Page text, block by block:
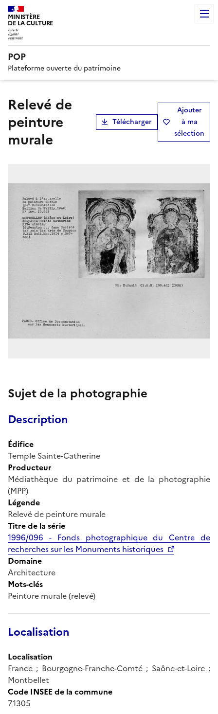
MINISTÈRE
DE LA CULTURE
POP
Plateforme ouverte du patrimoine
Relevé de
peinture
murale
Télécharger
Ajouter
à ma
sélection
Sujet de la photographie
Description
Édifice
Temple Sainte-Catherine
Producteur
Médiathèque du patrimoine et de la photographie
(MPP)
Légende
Relevé de peinture murale
Titre de la série
1996/096 - Fonds photographique du Centre de
recherches sur les Monuments historiques
Domaine
Architecture
Mots-clés
Peinture murale (relevé)
Localisation
Localisation
France ; Bourgogne-Franche-Comté ; Saône-et-Loire ;
Montbellet
Code INSEE de la commune
71305